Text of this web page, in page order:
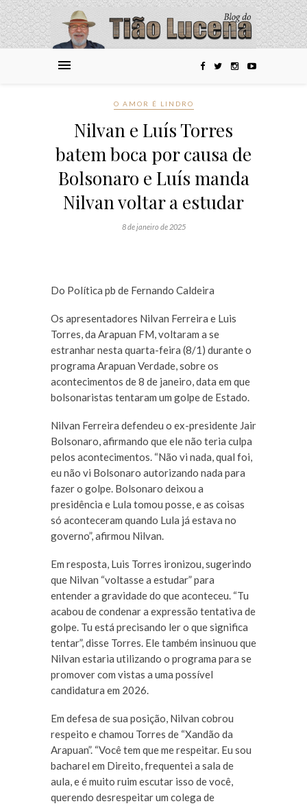
O AMOR É LINDRO
Nilvan e Luís Torres
batem boca por causa de
Bolsonaro e Luís manda
Nilvan voltar a estudar
8 de janeiro de 2025
Do Política pb de Fernando Caldeira
Os apresentadores Nilvan Ferreira e Luis
Torres, da Arapuan FM, voltaram a se
estranhar nesta quarta-feira (8/1) durante o
programa Arapuan Verdade, sobre os
acontecimentos de 8 de janeiro, data em que
bolsonaristas tentaram um golpe de Estado.
Nilvan Ferreira defendeu o ex-presidente Jair
Bolsonaro, afirmando que ele não teria culpa
pelos acontecimentos. “Não vi nada, qual foi,
eu não vi Bolsonaro autorizando nada para
fazer o golpe. Bolsonaro deixou a
presidência e Lula tomou posse, e as coisas
só aconteceram quando Lula já estava no
governo”, afirmou Nilvan.
Em resposta, Luis Torres ironizou, sugerindo
que Nilvan “voltasse a estudar” para
entender a gravidade do que aconteceu. “Tu
acabou de condenar a expressão tentativa de
golpe. Tu está precisando ler o que significa
tentar”, disse Torres. Ele também insinuou que
Nilvan estaria utilizando o programa para se
promover com vistas a uma possível
candidatura em 2026.
Em defesa de sua posição, Nilvan cobrou
respeito e chamou Torres de “Xandão da
Arapuan”. “Você tem que me respeitar. Eu sou
bacharel em Direito, frequentei a sala de
aula, e é muito ruim escutar isso de você,
querendo desrespeitar um colega de